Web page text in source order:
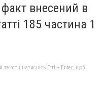
внесений в
185 частина 1
і натисніть Ctrl + Enter, щоб